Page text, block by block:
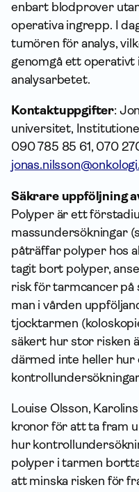
enbart blodprover
operativa ingrepp. I
tumören för analys,
genomgå ett
analysarbetet.
Kontaktuppgifter:
universitet,
090 785 85 61, 070
Säkrare uppföljning
Polyper är ett
massundersökningar
påträffar polyper hos
tagit bort polyper,
risk för tarmcancer
man i vården
tjocktarmen
säkert hur stor risken
därmed inte heller hur
Louise Olsson,
kronor för att ta fram
hur
polyper i tarmen
att minska risken för